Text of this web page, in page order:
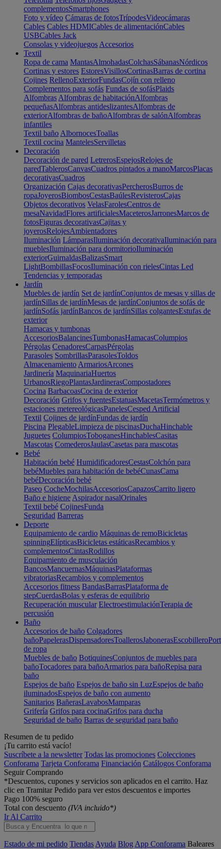
complementosSmartphones
Foto y vídeo Cámaras de fotosTrípodesVideocámaras
Cables Cables HDMICables de alimentaciónCables
USBCables Jack
Consolas y videojuegos Accesorios
Textil
Ropa de cama MantasAlmohadasColchasSábanasNórdicos
Cortinas y estores EstoresVisillosCortinasBarras de cortina
Cojines RellenoExteriorFundasCojín con relleno
Complementos para sofás Fundas de sofásPlaids
Alfombras Alfombras de habitaciónAlfombras
pequeñasAlfombras antideslizantesAlfombras de
exteriorAlfombras de bañoAlfombras de salónAlfombras
infantiles
Textil baño AlbornocesToallas
Textil cocina MantelesServilletas
Decoración
Decoración de pared LetrerosEspejosRelojes de
paredTablerosCanvasCuadros pintados a manoMarcosPlacas
decorativasCuadros
Organización Cajas decorativasPercherosBurros de
ropaJoyerosBiombosCestasBaúlesRevisterosCajas
Objetos decorativos VelasFarolesCentros de
mesaNavidadFlores artificialesMaceterosJarronesMarcos de
fotosFiguras decorativasCajitas y
joyerosRelojesAmbientadores
Iluminación LámparasIluminación decorativaIluminación para
mueblesIluminación para dormitorioIluminación
exteriorGuirnaldasBalizasSmart
LightBombillasFocosIluminación con rielesCintas Led
Tendencias y temporadas
Jardín
Muebles de jardín Set de jardínConjuntos de mesas y sillas de
jardínSillas de jardínMesas de jardínConjuntos de sofás de
jardínSofás jardínBancos de jardínSillas colgantesEstufas de
exterior
Hamacas y tumbonas
AccesoriosBalancinesTumbonasHamacasColumpios
Pérgolas CenadoresCarpasPérgolas
Parasoles SombrillasParasolesToldos
Almacenamiento ArmariosArcones
Jardinería MaquinariaHuertos
UrbanosRiegoPlantasJardinerasCompostadores
Cocina BarbacoasCocina de exterior
Decoración Grifos y fuentesEstatuasMacetasTermómetros y
estaciones metereológicasPanelesCesped Artificial
Textil Cojines de jardínFundas de jardín
Piscina PlegableLimpieza de piscinasDuchaHinchable
Juguetes ColumpiosToboganesHinchablesCasitas
Mascotas ComederosJaulasCasetas para mascotas
Bebé
Habitación bebé HumidificadoresCestasColchón para
bebéMuebles para habitación de bebéCunasCama
bebéDecoración bebé
Paseo CocheMochilasAccesoriosCapazosCarrito ligero
Baño e higiene Aspirador nasalOrinales
Textil bebé CojinesFunda
Seguridad Barreras
Deporte
Equipamiento de cardio Máquinas de remoBicicletas
spinningElípticasBicicletas estáticasRecambios y
complementosCintasRodillos
Equipamiento de musculación
BancosMancuernasMáquinasPlataformas
vibratoriasRecambios y complementos
Accesorios fitness BandasBarrasPlataforma de
stepCuerdasBolas y esferas de equilibrio
Recuperación muscular ElectroestimulaciónTerapia de
percusión
Baño
Accesorios de baño Colgadores
bañoPapelerasDispensadoresToallerosJabonerasEscobillero
de ropa
Muebles de baño BotiquinesConjuntos de muebles para
bañoTocadores para bañoArmarios para bañoRepisa para
baño
Espejos de baño Espejos de baño sin LuzEspejos de baño
iluminadosEspejos de baño con aumento
Sanitarios BañerasLavabosMamparas
Grifería Grifos para cocinaGrifos para ducha
Seguridad de baño Barras de seguridad para baño
Resumen de tu pedido
¡Tu carrito está vacío!
Suscríbete a la newsletter Todas las promociones Colecciones
Conforama Tarjeta Conforama Financiación Catálogos Conforama
Seguir Comprando
*Descuentos, cupones y servicios son aplicados en el carrito. Haz
clic en Tramitar Pedido para ver estos descuentos e importes
Pago 100% seguro
Total con descuento (IVA incluido*)
Ir Al Carrito
Estado de mi pedido Tiendas Ayuda Blog App Conforama Baleares